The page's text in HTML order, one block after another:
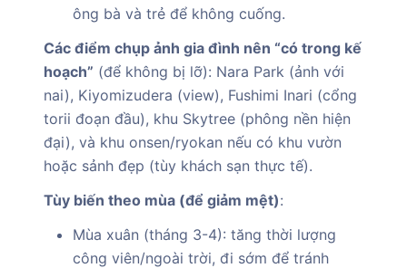
ông bà và trẻ để không cuống.
Các điểm chụp ảnh gia đình nên “có trong kế
hoạch” (để không bị lỡ): Nara Park (ảnh với
nai), Kiyomizudera (view), Fushimi Inari (cổng
torii đoạn đầu), khu Skytree (phông nền hiện
đại), và khu onsen/ryokan nếu có khu vườn
hoặc sảnh đẹp (tùy khách sạn thực tế).
Tùy biến theo mùa (để giảm mệt):
Mùa xuân (tháng 3-4): tăng thời lượng
công viên/ngoài trời, đi sớm để tránh